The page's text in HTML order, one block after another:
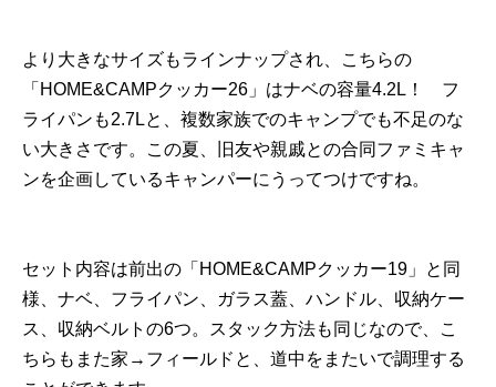
より大きなサイズもラインナップされ、こちらの
「HOME&CAMPクッカー26」はナベの容量4.2L！ フ
ライパンも2.7Lと、複数家族でのキャンプでも不足のな
い大きさです。この夏、旧友や親戚との合同ファミキャ
ンを企画しているキャンパーにうってつけですね。
セット内容は前出の「HOME&CAMPクッカー19」と同
様、ナベ、フライパン、ガラス蓋、ハンドル、収納ケー
ス、収納ベルトの6つ。スタック方法も同じなので、こ
ちらもまた家→フィールドと、道中をまたいで調理する